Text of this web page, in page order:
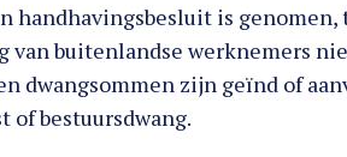
handhavingsbesluit is
buitenlandse werknemers
dwangsommen zijn geïnd of
of bestuursdwang.